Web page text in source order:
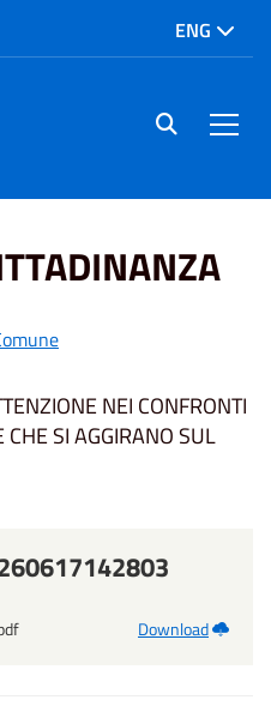
ENG
site.searc
NEI CONFRONTI
SI AGGIRANO SUL
Download